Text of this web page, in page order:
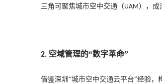
三角可聚焦城市空中交通（UAM），成
2. 空域管理的“数字革命”
借鉴深圳 “城市空中交通云平台”经验